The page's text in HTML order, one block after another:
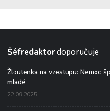
Šéfredaktordoporučuje
Žloutenka na vzestupu: Nemoc
mladé
22.09.2025